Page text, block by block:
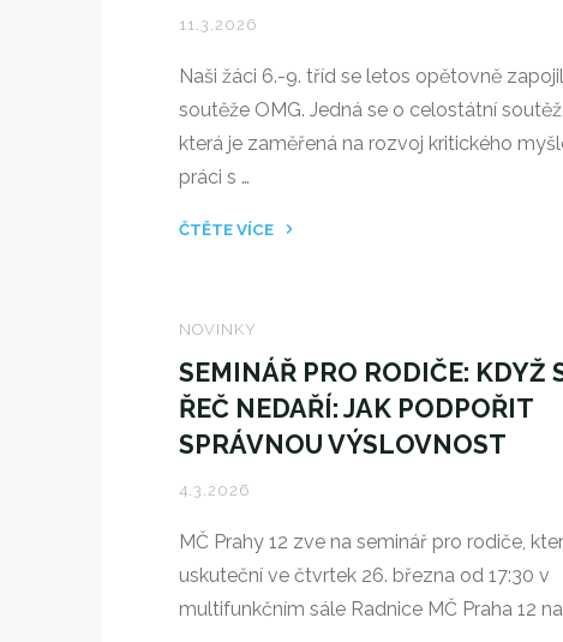
11.3.2026
Naši žáci 6.-9. tříd se letos opětovně
soutěže OMG. Jedná se o celostátní soutěž,
která je zaměřená na rozvoj kritického
práci s …
ČTĚTE VÍCE
GRAMOTNOSTI
–
NAŠI
ZÁSTUPCI
KOLE"
NOVINKY
SEMINÁŘ PRO RODIČE: KDYŽ
ŘEČ NEDAŘÍ: JAK PODPOŘIT
SPRÁVNOU VÝSLOVNOST
4.3.2026
MČ Prahy 12 zve na seminář pro rodiče,
uskuteční ve čtvrtek 26. března od 17:30 v
multifunkčním sále Radnice MČ Praha 12 na